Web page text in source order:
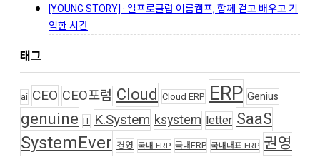
[YOUNG STORY] · 일프로클럽 여름캠프, 함께 걷고 배우고 기
억한 시간
태그
ai CEO CEO포럼 Cloud Cloud ERP ERP Genius
genuine IT K.System ksystem letter SaaS
SystemEver 경영 국내 ERP 국내ERP 국내대표 ERP 권영